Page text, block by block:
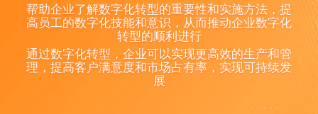
帮助企业了解数字化转型的重要性和实施方法，提
高员工的数字化技能和意识，从而推动企业数字化
转型的顺利进行
通过数字化转型，企业可以实现更高效的生产和管
理，提高客户满意度和市场占有率，实现可持续发
展